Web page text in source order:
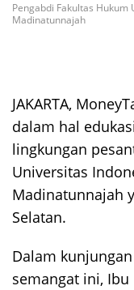
Pengabdi Fakultas
Madinatunnajah
JAKARTA,
dalam hal
lingkungan
Universitas
Madinatunnajah
Selatan.
Dalam
semangat ini, Ibu